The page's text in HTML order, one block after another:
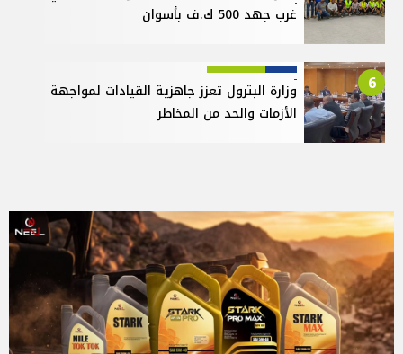
غرب جهد 500 ك.ف بأسوان
6
وزارة البترول تعزز جاهزية القيادات لمواجهة
الأزمات والحد من المخاطر